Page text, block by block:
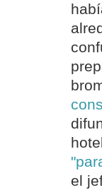
el